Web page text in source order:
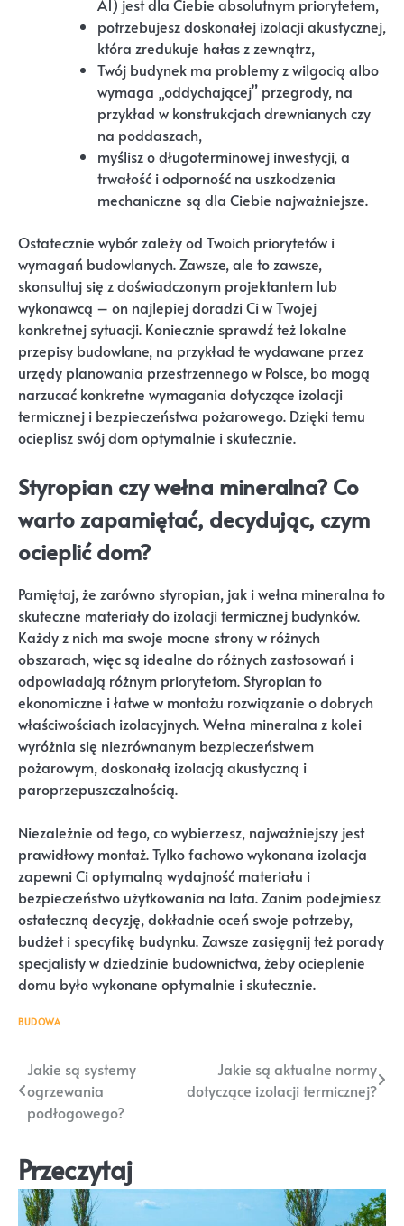
A1) jest dla Ciebie absolutnym priorytetem,
potrzebujesz doskonałej izolacji akustycznej,
która zredukuje hałas z zewnątrz,
Twój budynek ma problemy z wilgocią albo
wymaga „oddychającej” przegrody, na
przykład w konstrukcjach drewnianych czy
na poddaszach,
myślisz o długoterminowej inwestycji, a
trwałość i odporność na uszkodzenia
mechaniczne są dla Ciebie najważniejsze.
Ostatecznie wybór zależy od Twoich priorytetów i
wymagań budowlanych. Zawsze, ale to zawsze,
skonsultuj się z doświadczonym projektantem lub
wykonawcą – on najlepiej doradzi Ci w Twojej
konkretnej sytuacji. Koniecznie sprawdź też lokalne
przepisy budowlane, na przykład te wydawane przez
urzędy planowania przestrzennego w Polsce, bo mogą
narzucać konkretne wymagania dotyczące izolacji
termicznej i bezpieczeństwa pożarowego. Dzięki temu
ocieplisz swój dom optymalnie i skutecznie.
Styropian czy wełna mineralna? Co
warto zapamiętać, decydując, czym
ocieplić dom?
Pamiętaj, że zarówno styropian, jak i wełna mineralna to
skuteczne materiały do izolacji termicznej budynków.
Każdy z nich ma swoje mocne strony w różnych
obszarach, więc są idealne do różnych zastosowań i
odpowiadają różnym priorytetom. Styropian to
ekonomiczne i łatwe w montażu rozwiązanie o dobrych
właściwościach izolacyjnych. Wełna mineralna z kolei
wyróżnia się niezrównanym bezpieczeństwem
pożarowym, doskonałą izolacją akustyczną i
paroprzepuszczalnością.
Niezależnie od tego, co wybierzesz, najważniejszy jest
prawidłowy montaż. Tylko fachowo wykonana izolacja
zapewni Ci optymalną wydajność materiału i
bezpieczeństwo użytkowania na lata. Zanim podejmiesz
ostateczną decyzję, dokładnie oceń swoje potrzeby,
budżet i specyfikę budynku. Zawsze zasięgnij też porady
specjalisty w dziedzinie budownictwa, żeby ocieplenie
domu było wykonane optymalnie i skutecznie.
BUDOWA
Nawigacja
wpisu
Jakie są systemy
ogrzewania
podłogowego?
Jakie są aktualne normy
dotyczące izolacji termicznej?
Przeczytaj